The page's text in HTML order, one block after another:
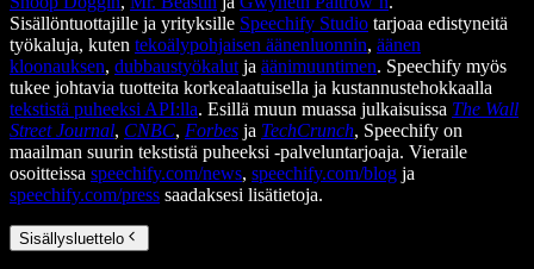
Sisällöntuottajille ja yrityksille Speechify Studio tarjoaa edistyneitä
työkaluja, kuten tekoälypohjaisen äänenluonnin, äänen
kloonauksen, dubbaustyökalut ja äänimuuntimen. Speechify myös
tukee johtavia tuotteita korkealaatuisella ja kustannustehokkaalla
tekstistä puheeksi API:lla. Esillä muun muassa julkaisuissa The Wall
Street Journal, CNBC, Forbes ja TechCrunch, Speechify on
maailman suurin tekstistä puheeksi -palveluntarjoaja. Vieraile
osoitteissa speechify.com/news, speechify.com/blog ja
speechify.com/press saadaksesi lisätietoja.
Sisällysluettelo